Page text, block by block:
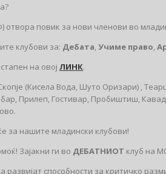
повик за нови членови во
клубови за: Дебата, Учиме право,
на овој ЛИНК.
(Кисела Вода, Шуто Оризари) ,
Прилеп, Гостивар, Пробиштиш,
за нашите младински клубови!
Зајакни ги во ДЕБАТНИОТ клуб на
развијат способности за критичко